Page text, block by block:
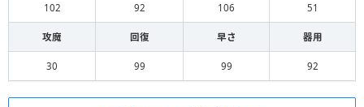
102 92 106 51
攻魔 回復 早さ 器用
30 99 99 92